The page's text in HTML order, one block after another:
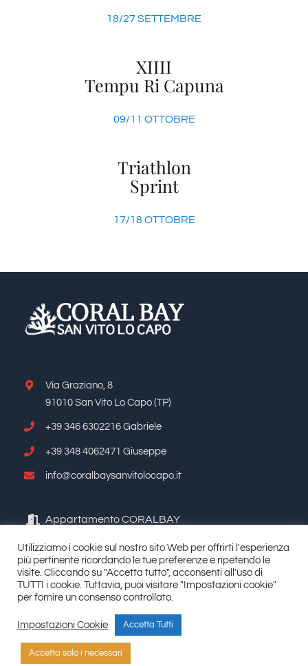
18/27 SETTEMBRE
XIIII
Tempu Ri Capuna
09/11 OTTOBRE
Triathlon
Sprint
17/18 OTTOBRE
Via Graziano, 8
91010 San Vito Lo Capo (TP)
+39 346 6302216 Gabriele
+39 348 4062471 Giuseppe
info@coralbaysanvitolocapo.it
Appartamento CORALBAY
© Copyright 2026 | All Rights Reserved | Powered by
Utilizziamo i cookie sul nostro sito Web per offrirti l'esperienza
più pertinente ricordando le tue preferenze e ripetendo le
visite. Cliccando su "Accetta tutto", acconsenti all'uso di
TUTTI i cookie. Tuttavia, puoi visitare "Impostazioni cookie"
per fornire un consenso controllato.
Impostazioni Cookie Accetta Tutti
Accetta solo i necessari